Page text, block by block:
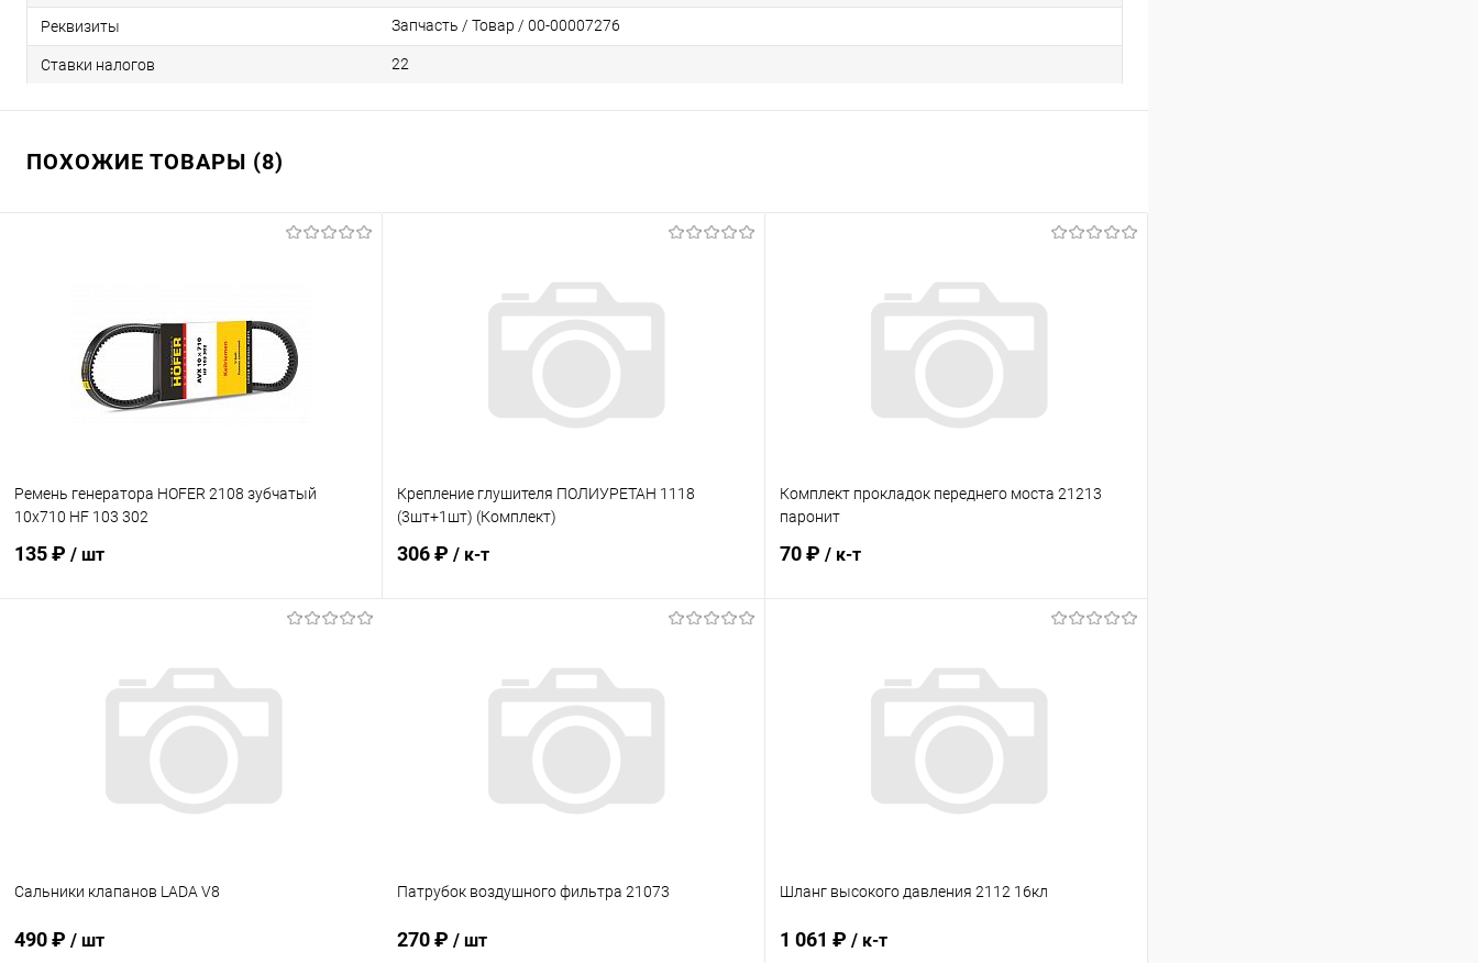
Реквизиты Запчасть / Товар / 00-00007276
Ставки налогов 22
ПОХОЖИЕ ТОВАРЫ (8)
Ремень генератора HOFER 2108 зубчатый
10x710 HF 103 302
135 ₽ / шт
Купить в 1 клик Сравнение
В наличии
Крепление глушителя ПОЛИУРЕТАН 1118
(3шт+1шт) (Комплект)
306 ₽ / к-т
Купить в 1 клик Сравнение
В наличии
Комплект прокладок переднего моста 21213
паронит
70 ₽ / к-т
Купить в 1 клик Сравнение
В наличии
Сальники клапанов LADA V8
490 ₽ / шт
Патрубок воздушного фильтра 21073
270 ₽ / шт
Шланг высокого давления 2112 16кл
1 061 ₽ / к-т